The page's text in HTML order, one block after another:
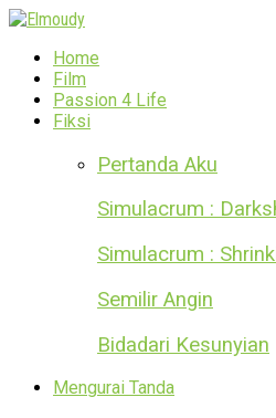
Home
Film
Passion 4 Life
Fiksi
Pertanda Aku
Simulacrum :
Simulacrum :
Semilir Angin
Bidadari Kesunyian
Mengurai Tanda